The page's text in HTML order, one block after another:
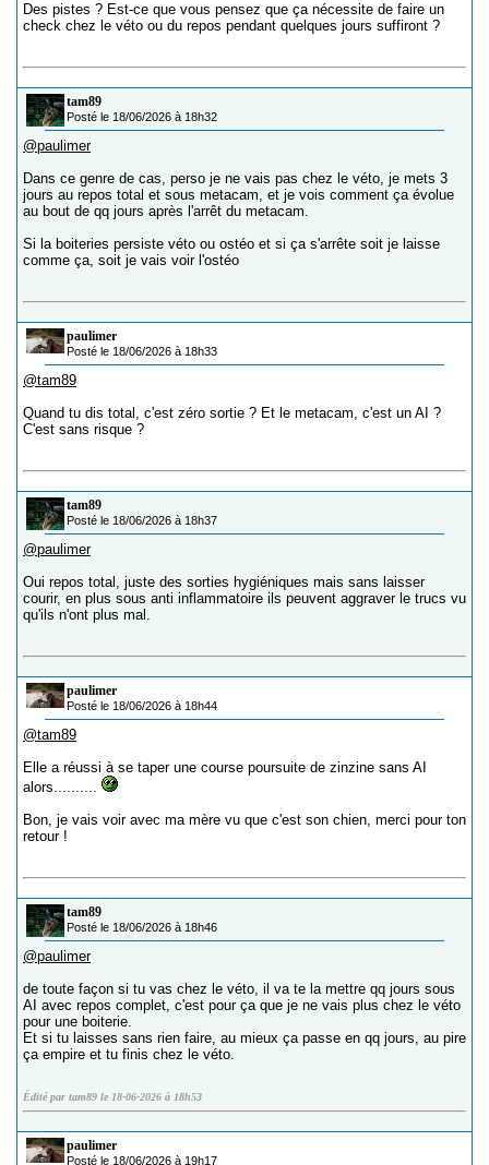
Des pistes ? Est-ce que vous pensez que ça nécessite de faire un
check chez le véto ou du repos pendant quelques jours suffiront ?
tam89
Posté le 18/06/2026 à 18h32
@paulimer
Dans ce genre de cas, perso je ne vais pas chez le véto, je mets 3
jours au repos total et sous metacam, et je vois comment ça évolue
au bout de qq jours après l'arrêt du metacam.
Si la boiteries persiste véto ou ostéo et si ça s'arrête soit je laisse
comme ça, soit je vais voir l'ostéo
paulimer
Posté le 18/06/2026 à 18h33
@tam89
Quand tu dis total, c'est zéro sortie ? Et le metacam, c'est un AI ?
C'est sans risque ?
tam89
Posté le 18/06/2026 à 18h37
@paulimer
Oui repos total, juste des sorties hygiéniques mais sans laisser
courir, en plus sous anti inflammatoire ils peuvent aggraver le trucs vu
qu'ils n'ont plus mal.
paulimer
Posté le 18/06/2026 à 18h44
@tam89
Elle a réussi à se taper une course poursuite de zinzine sans AI
alors..........
Bon, je vais voir avec ma mère vu que c'est son chien, merci pour ton
retour !
tam89
Posté le 18/06/2026 à 18h46
@paulimer
de toute façon si tu vas chez le véto, il va te la mettre qq jours sous
AI avec repos complet, c'est pour ça que je ne vais plus chez le véto
pour une boiterie.
Et si tu laisses sans rien faire, au mieux ça passe en qq jours, au pire
ça empire et tu finis chez le véto.
Édité par tam89 le 18-06-2026 à 18h53
paulimer
Posté le 18/06/2026 à 19h17